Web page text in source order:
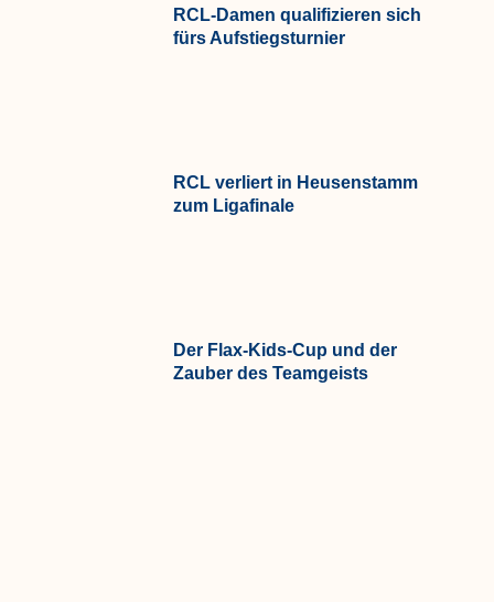
RCL-Damen qualifizieren sich
fürs Aufstiegsturnier
RCL verliert in Heusenstamm
zum Ligafinale
Der Flax-Kids-Cup und der
Zauber des Teamgeists